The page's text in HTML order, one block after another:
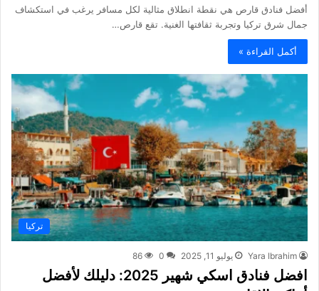
أفضل فنادق قارص هي نقطة انطلاق مثالية لكل مسافر يرغب في استكشاف
جمال شرق تركيا وتجربة ثقافتها الغنية. تقع قارص…
أكمل القراءة »
تركيا
Yara Ibrahim يوليو 11, 2025 0
86
افضل فنادق اسكي شهير 2025: دليلك لأفضل